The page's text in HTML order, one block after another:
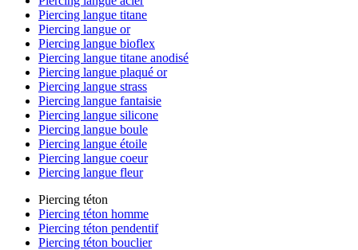
Piercing langue titane
Piercing langue or
Piercing langue bioflex
Piercing langue titane anodisé
Piercing langue plaqué or
Piercing langue strass
Piercing langue fantaisie
Piercing langue silicone
Piercing langue boule
Piercing langue étoile
Piercing langue coeur
Piercing langue fleur
Piercing téton
Piercing téton homme
Piercing téton pendentif
Piercing téton bouclier